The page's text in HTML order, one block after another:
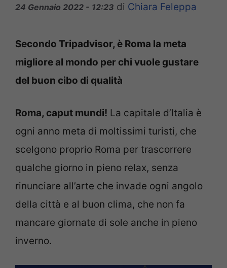
24 Gennaio 2022 - 12:23 di Chiara Feleppa
Secondo Tripadvisor, è Roma la meta
migliore al mondo per chi vuole gustare
del buon cibo di qualità
Roma, caput mundi! La capitale d’Italia è
ogni anno meta di moltissimi turisti, che
scelgono proprio Roma per trascorrere
qualche giorno in pieno relax, senza
rinunciare all’arte che invade ogni angolo
della città e al buon clima, che non fa
mancare giornate di sole anche in pieno
inverno.